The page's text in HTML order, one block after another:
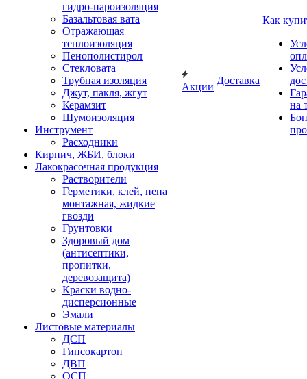
гидро-пароизоляция
Базальтовая вата
Отражающая
теплоизоляция
Пенополистирол
Стекловата
Трубная изоляция
Джут, пакля, жгут
Керамзит
Шумоизоляция
Инструмент
Расходники
Кирпич, ЖБИ, блоки
Лакокрасочная продукция
Растворители
Герметики, клей, пена
монтажная, жидкие
гвозди
Грунтовки
Здоровый дом
(антисептики,
пропитки,
деревозащита)
Краски водно-
дисперсионные
Эмали
Листовые материалы
ДСП
Гипсокартон
ДВП
ОСП
Акции
Доставка
Как
на